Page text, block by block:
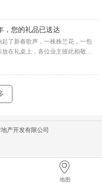
迎回家！”终于在12月31日，2022年
，您的礼品已送达
了新春歌声，一株株兰花，一包
在礼桌上，各位业主彼此相敬如
康城送上的新春祝福。物料是房
产开发有限公司
地图